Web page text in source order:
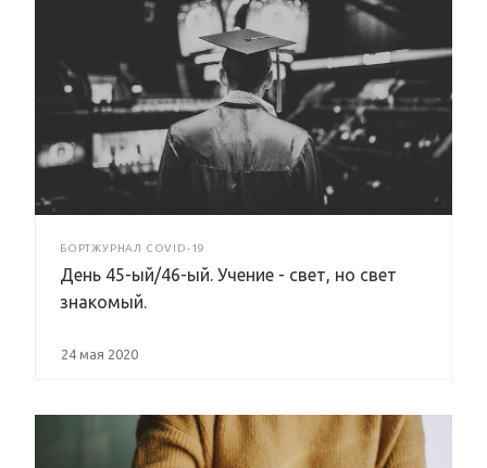
БОРТЖУРНАЛ COVID-19
День 45-ый/46-ый. Учение - свет, но свет
знакомый.
24 мая 2020